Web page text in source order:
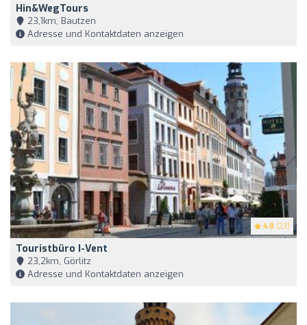
Hin&wegTours
23,1km, Bautzen
Adresse und Kontaktdaten anzeigen
4.8 (23)
Touristbüro I-Vent
23,2km, Görlitz
Adresse und Kontaktdaten anzeigen